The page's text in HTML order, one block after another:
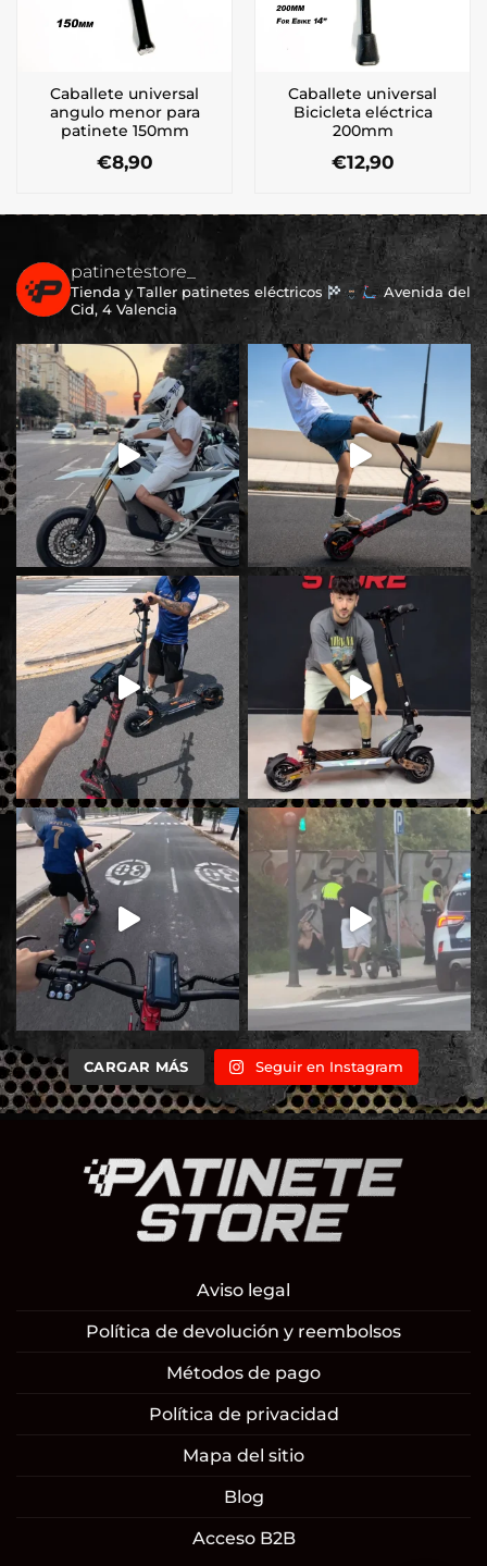
Caballete universal
angulo menor para
patinete 150mm
€8,90
Caballete universal
Bicicleta eléctrica
200mm
€12,90
patinetestore_
Tienda y Taller patinetes eléctricos
Avenida del
Cid, 4 Valencia
CARGAR MÁS Seguir en Instagram
Aviso legal
Política de devolución y reembolsos
Métodos de pago
Política de privacidad
Mapa del sitio
Blog
Acceso B2B